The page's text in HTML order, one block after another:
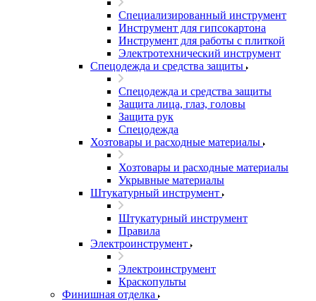
Специализированный инструмент
Инструмент для гипсокартона
Инструмент для работы с плиткой
Электротехнический инструмент
Спецодежда и средства защиты
Спецодежда и средства защиты
Защита лица, глаз, головы
Защита рук
Спецодежда
Хозтовары и расходные материалы
Хозтовары и расходные материалы
Укрывные материалы
Штукатурный инструмент
Штукатурный инструмент
Правила
Электроинструмент
Электроинструмент
Краскопульты
Финишная отделка